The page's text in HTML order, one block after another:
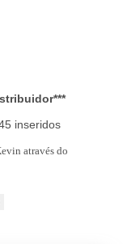
inseridos
através do